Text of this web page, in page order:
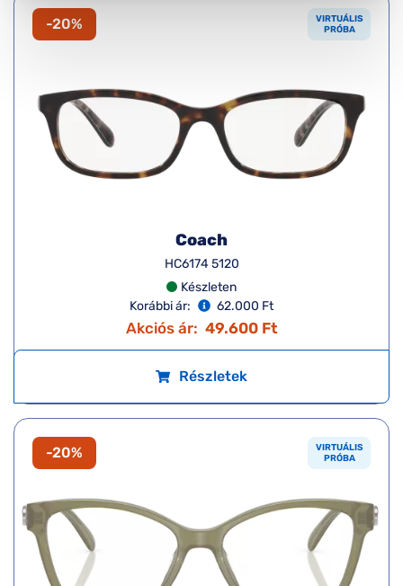
-20%
VIRTUÁLIS
PRÓBA
Coach
HC6174 5120
Készleten
Korábbi ár:
62.000 Ft
Akciós ár: 49.600 Ft
Részletek
-20%
VIRTUÁLIS
PRÓBA